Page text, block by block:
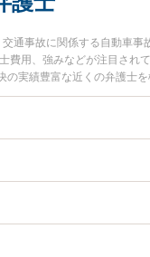
通事故に関係する自動車
用、強みなどが注目さ
実績豊富な近くの弁護士
す。